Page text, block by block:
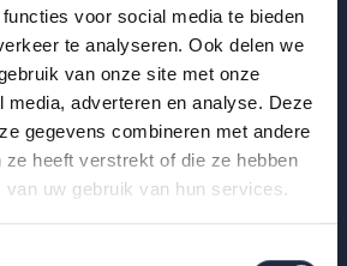
voor social media te bieden
te analyseren. Ook delen we
van onze site met onze
media, adverteren en analyse. Deze
gegevens combineren met andere
ze heeft verstrekt of die ze hebben
uw gebruik van hun services.
blijven?
nieuwste publicaties,
AZW-Clubhuisbijeenkomsten
van actuele data binnen zorg